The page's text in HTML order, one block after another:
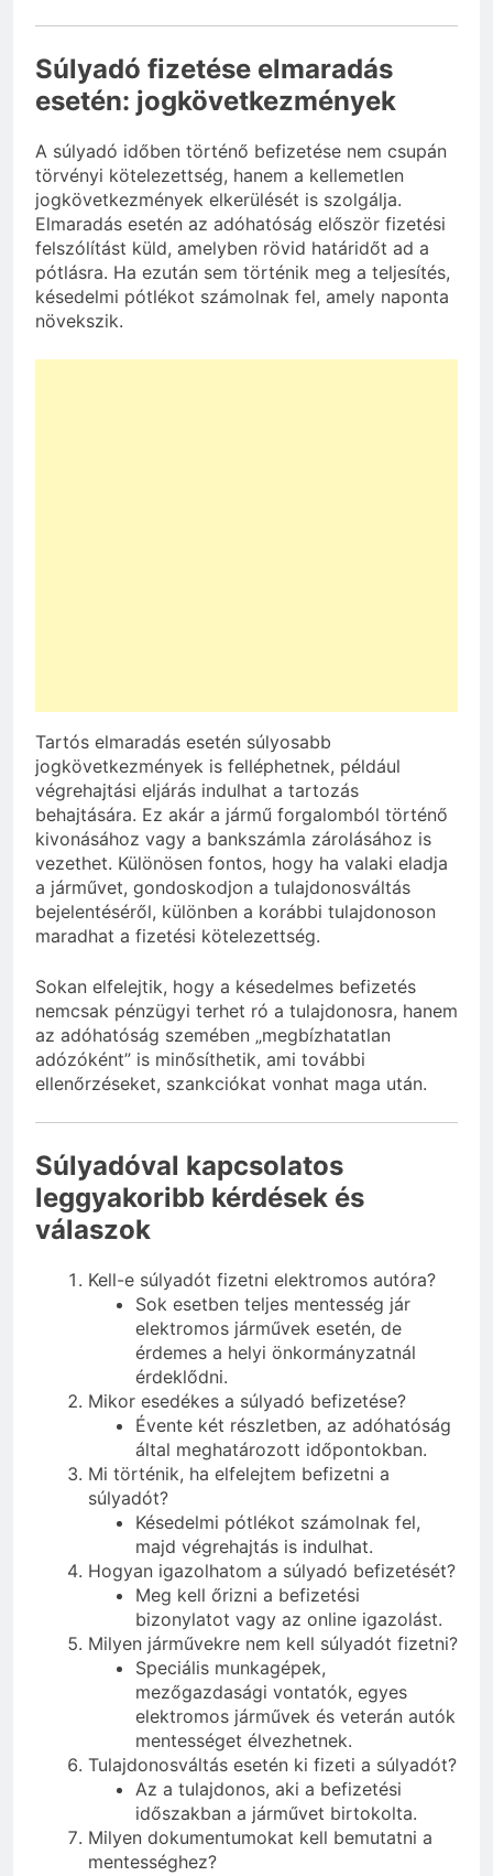
Súlyadó fizetése elmaradás
esetén: jogkövetkezmények
A súlyadó időben történő befizetése nem csupán
törvényi kötelezettség, hanem a kellemetlen
jogkövetkezmények elkerülését is szolgálja.
Elmaradás esetén az adóhatóság először fizetési
felszólítást küld, amelyben rövid határidőt ad a
pótlásra. Ha ezután sem történik meg a teljesítés,
késedelmi pótlékot számolnak fel, amely naponta
növekszik.
Tartós elmaradás esetén súlyosabb
jogkövetkezmények is felléphetnek, például
végrehajtási eljárás indulhat a tartozás
behajtására. Ez akár a jármű forgalomból történő
kivonásához vagy a bankszámla zárolásához is
vezethet. Különösen fontos, hogy ha valaki eladja
a járművet, gondoskodjon a tulajdonosváltás
bejelentéséről, különben a korábbi tulajdonoson
maradhat a fizetési kötelezettség.
Sokan elfelejtik, hogy a késedelmes befizetés
nemcsak pénzügyi terhet ró a tulajdonosra, hanem
az adóhatóság szemében „megbízhatatlan
adózóként” is minősíthetik, ami további
ellenőrzéseket, szankciókat vonhat maga után.
Súlyadóval kapcsolatos
leggyakoribb kérdések és
válaszok
Kell-e súlyadót fizetni elektromos autóra?
Sok esetben teljes mentesség jár
elektromos járművek esetén, de
érdemes a helyi önkormányzatnál
érdeklődni.
Mikor esedékes a súlyadó befizetése?
Évente két részletben, az adóhatóság
által meghatározott időpontokban.
Mi történik, ha elfelejtem befizetni a
súlyadót?
Késedelmi pótlékot számolnak fel,
majd végrehajtás is indulhat.
Hogyan igazolhatom a súlyadó befizetését?
Meg kell őrizni a befizetési
bizonylatot vagy az online igazolást.
Milyen járművekre nem kell súlyadót fizetni?
Speciális munkagépek,
mezőgazdasági vontatók, egyes
elektromos járművek és veterán autók
mentességet élvezhetnek.
Tulajdonosváltás esetén ki fizeti a súlyadót?
Az a tulajdonos, aki a befizetési
időszakban a járművet birtokolta.
Milyen dokumentumokat kell bemutatni a
mentességhez?